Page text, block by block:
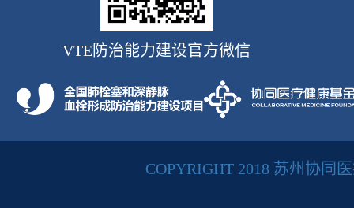
VTE防治能力建设官方微信
COPYRIGHT 2018 苏州协同